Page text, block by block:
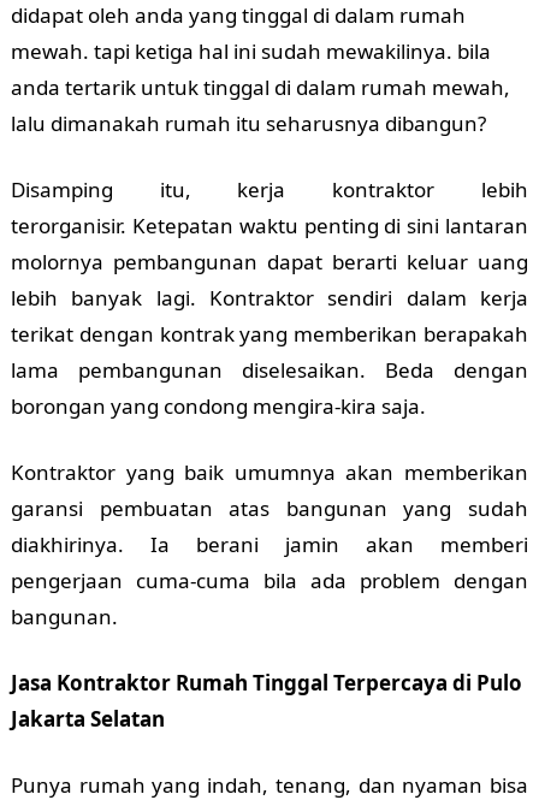
didapat oleh anda yang tinggal di dalam rumah
mewah. tapi ketiga hal ini sudah mewakilinya. bila
anda tertarik untuk tinggal di dalam rumah mewah,
lalu dimanakah rumah itu seharusnya dibangun?
Disamping itu, kerja kontraktor lebih
terorganisir. Ketepatan waktu penting di sini lantaran
molornya pembangunan dapat berarti keluar uang
lebih banyak lagi. Kontraktor sendiri dalam kerja
terikat dengan kontrak yang memberikan berapakah
lama pembangunan diselesaikan. Beda dengan
borongan yang condong mengira-kira saja.
Kontraktor yang baik umumnya akan memberikan
garansi pembuatan atas bangunan yang sudah
diakhirinya. Ia berani jamin akan memberi
pengerjaan cuma-cuma bila ada problem dengan
bangunan.
Jasa Kontraktor Rumah Tinggal Terpercaya di Pulo
Jakarta Selatan
Punya rumah yang indah, tenang, dan nyaman bisa